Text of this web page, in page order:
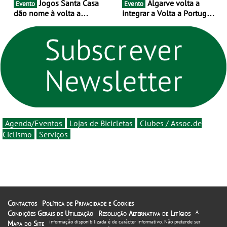
Evento Jogos Santa Casa
dão nome à volta a
um novo ciclo da prova
rumo ao centenário - Volta
a Portugal em Bicicleta
estará na estrada entre 5 e
16 de agosto
Evento
integrar a Volta a Portugal
Agenda/Eventos Lojas de Bicicletas
Clubes / Assoc. de
Ciclismo
Serviços
Contactos
Política de Privacidade e Cookies
Condições Gerais de Utilização
Resolução Alternativa de Litígios
Mapa do Site
A
informação disponibilizada é de carácter informativo. Não pretende ser